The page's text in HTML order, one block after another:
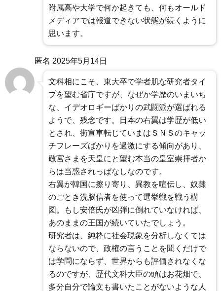
附属高や大学で何か起きても、何もオールド
メディアでは報道できない状態が続くように
思います。
匿名 2025年5月14日
文科相にこそ、東大卒で学者肌な研究者タイ
プを望む省庁ですが、なぜか学歴のいまいち
な、イデオロギーばかりの武闘派が選ばれる
ようで、残念です。日本の右翼は学歴が低い
とされ、街宣車転じていまはＳＮＳのキャッ
チフレーズばかりを過激にする傾向があり、
敬宮さまを天皇にと望む本当の皇室崇拝者か
らは当惑されっぱなしなのです。
右翼が韓国に擦り寄り、異教を喧伝し、奴隷
のごとき洗脳信者を使って選挙戦を戦う構
図。もし安倍氏が凶弾に倒れていなければ、
あのままの王国が続いていたでしょう。
研究者は、純粋に社会現象を分析しなくては
ならないので、政権の言うことを聞くだけで
は学問にならず、世界からも評価されなくな
るのですが、歴代文科大臣の頭はお花畑で、
多分自分で論文も書いたことがないような人